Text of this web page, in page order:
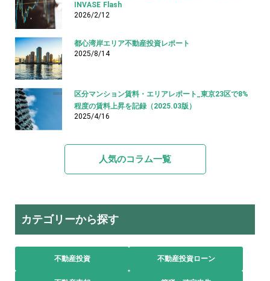
INVASE Flash
2026/2/12
都心湾岸エリア不動産投資レポート
2025/8/14
区分マンション賃料・エリアレポート_東京23区で8%
程度の賃料上昇を記録（2025.03版）
2025/4/16
人気のコラム一覧
カテゴリーから探す
不動産投資 不動産投資ローン